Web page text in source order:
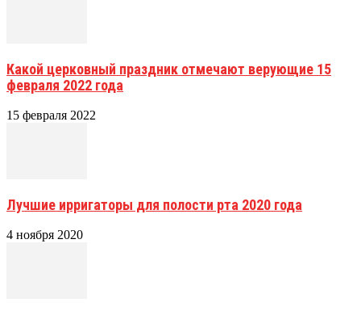
Какой церковный праздник отмечают верующие 15
февраля 2022 года
15 февраля 2022
Лучшие ирригаторы для полости рта 2020 года
4 ноября 2020